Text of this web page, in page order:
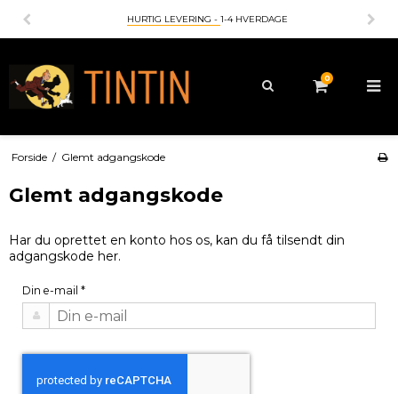
HURTIG LEVERING - 1-4 HVERDAGE
0
Forside / Glemt adgangskode
Glemt adgangskode
Har du oprettet en konto hos os, kan du få tilsendt din
adgangskode her.
Din e-mail *